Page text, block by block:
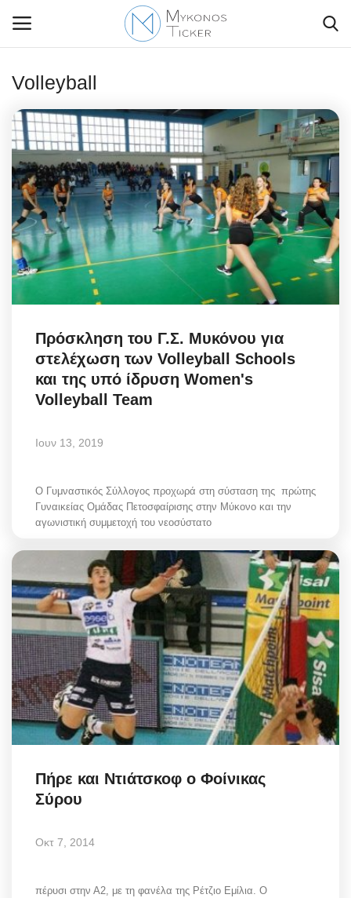
Contact Us
Politique
Business
Travel
World
Greece
Entertainment
Arts & Culture
Mykonos
Mykonos Ticker TV
Sustainability
Health
In Pictures
Science & Tech
Σεβασμιώτατος Δωρόθεος Β’
Cost Of Living Crisis
Opinion + Analysis
Volleyball
Πρόσκληση του Γ.Σ. Μυκόνου για
στελέχωση των Volleyball Schools
και της υπό ίδρυση Women's
Volleyball Team
Ιουν 13, 2019
Ο Γυμναστικός Σύλλογος προχωρά στη σύσταση της πρώτης
Γυναικείας Ομάδας Πετοσφαίρισης στην Μύκονο και την
αγωνιστική συμμετοχή του νεοσύστατο
Πήρε και Ντιάτσκοφ ο Φοίνικας
Σύρου
Οκτ 7, 2014
πέρυσι στην Α2, με τη φανέλα της Ρέτζιο Εμίλια. Ο